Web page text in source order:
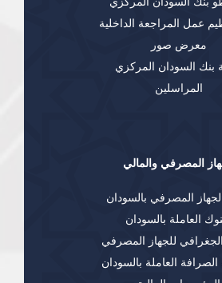
عمل المراجعة الداخلية
معرض صور
بنك السودان المركزي
المراسلين
المصرفي والمالي
المصرفي بالسودان
العاملة بالسودان
الجغرافي للجهاز المصرفي
العاملة بالسودان